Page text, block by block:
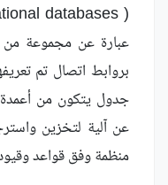
عبارة عن مجموعة من
بروابط اتصال تم
جدول يتكون من
عن آلية لتخزين
منظمة وفق قواعد